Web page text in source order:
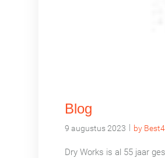
Blog
9 augustus 2023 | by
Dry Works is al 55 jaar